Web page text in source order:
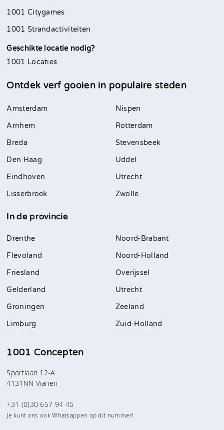
1001 Citygames
1001 Strandactiviteiten
Geschikte locatie nodig?
1001 Locaties
Ontdek verf gooien in populaire steden
Amsterdam
Arnhem
Breda
Den Haag
Eindhoven
Lisserbroek
Nispen
Rotterdam
Stevensbeek
Uddel
Utrecht
Zwolle
In de provincie
Drenthe
Flevoland
Friesland
Gelderland
Groningen
Limburg
Noord-Brabant
Noord-Holland
Overijssel
Utrecht
Zeeland
Zuid-Holland
1001 Concepten
Sportlaan 12-A
4131NN Vianen
+31 (0)30 657 94 45
Je kunt ons ook Whatsappen op dit nummer!